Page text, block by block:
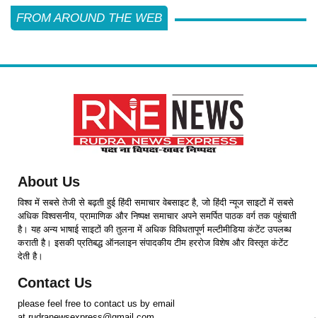
FROM AROUND THE WEB
About Us
विश्व में सबसे तेजी से बढ़ती हुई हिंदी समाचार वेबसाइट है, जो हिंदी न्यूज साइटों में सबसे
अधिक विश्वसनीय, प्रामाणिक और निष्पक्ष समाचार अपने समर्पित पाठक वर्ग तक पहुंचाती
है। यह अन्य भाषाई साइटों की तुलना में अधिक विविधतापूर्ण मल्टीमीडिया कंटेंट उपलब्ध
कराती है। इसकी प्रतिबद्ध ऑनलाइन संपादकीय टीम हररोज विशेष और विस्तृत कंटेंट
देती है।
Contact Us
please feel free to contact us by email